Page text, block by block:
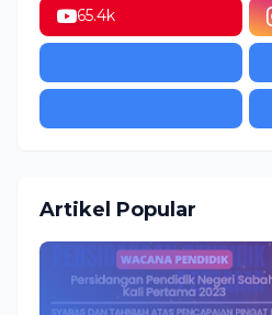
65.4k
Artikel Popular